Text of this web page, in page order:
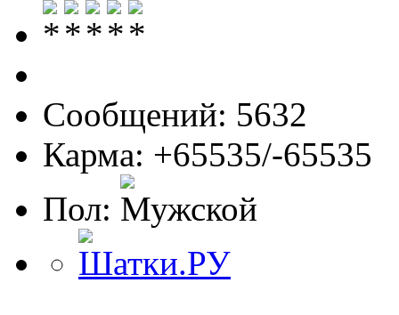
Сообщений: 5632
Карма: +65535/-65535
Пол: